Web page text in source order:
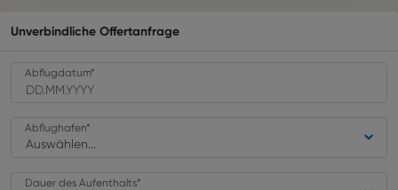
Unverbindliche Offertanfrage
Abflugdatum*
Auswählen...
Abflughafen*
Dauer des Aufenthalts*